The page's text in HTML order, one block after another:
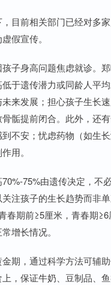
目前相关部门已经对多
假宣传。
子身高问题焦虑就诊。
于遗传潜力或同龄人平
来发展；担心孩子生长
骺提前闭合。此外，还
不安；忧虑药物（如生
用。
75%由遗传决定，不
注孩子的生长趋势而非
春期前≥5厘米，青春期
增长情况。
期，通过科学方法可辅
，保证牛奶、豆制品、